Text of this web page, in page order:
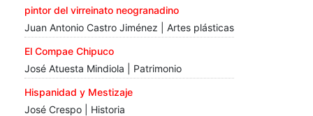
pintor del virreinato neogranadino
Juan Antonio Castro Jiménez | Artes plásticas
El Compae Chipuco
José Atuesta Mindiola | Patrimonio
Hispanidad y Mestizaje
José Crespo | Historia